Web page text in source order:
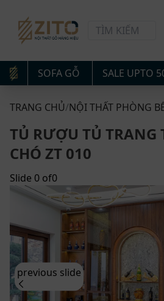
SOFA GỖ SALE UPTO
TRANG CHỦ/NỘI THẤT PHÒNG
TỦ RƯỢU TỦ TRANG
CHÓ ZT 010
Slide 0 of0
previous slide